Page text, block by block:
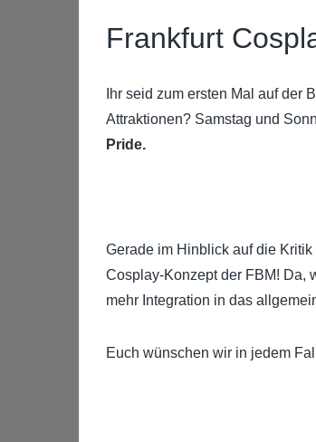
Frankfurt
Ihr seid zum ersten Mal auf der
Attraktionen? Samstag und
Pride.
Gerade im Hinblick auf die
Cosplay-Konzept der FBM! Da,
mehr Integration in das
Euch wünschen wir in jedem